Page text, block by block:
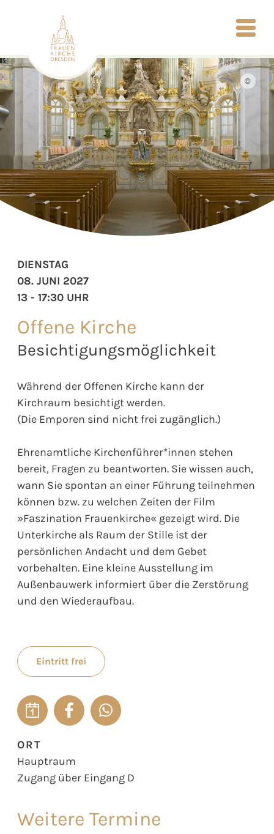
©
Offene Kirche
Besichtigungsmöglichkeit
Während der Offenen Kirche kann der
Kirchraum besichtigt werden.
(Die Emporen sind nicht frei zugänglich.)
Ehrenamtliche Kirchenführer*innen stehen
bereit, Fragen zu beantworten. Sie wissen auch,
wann Sie spontan an einer Führung teilnehmen
können bzw. zu welchen Zeiten der Film
»Faszination Frauenkirche« gezeigt wird. Die
Unterkirche als Raum der Stille ist der
persönlichen Andacht und dem Gebet
vorbehalten. Eine kleine Ausstellung im
Außenbauwerk informiert über die Zerstörung
und den Wiederaufbau.
Eintritt frei
DIENSTAG
08. JUNI 2027
13 - 17:30 UHR
ORT
Hauptraum
Zugang über Eingang D
Weitere Termine